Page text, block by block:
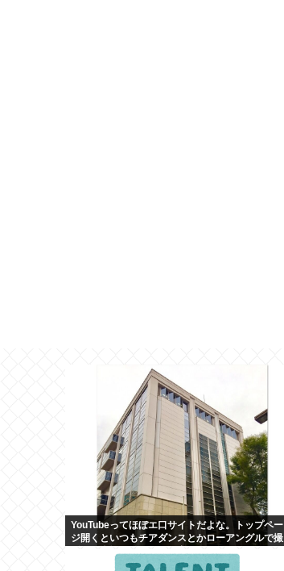
YouTubeってほぼエ口サイトだよな。トップペー
ジ開くといつもチアダンスとかローアングルで撮